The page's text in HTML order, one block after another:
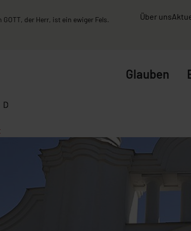
der Herr, ist ein ewiger Fels. Über uns
Glauben